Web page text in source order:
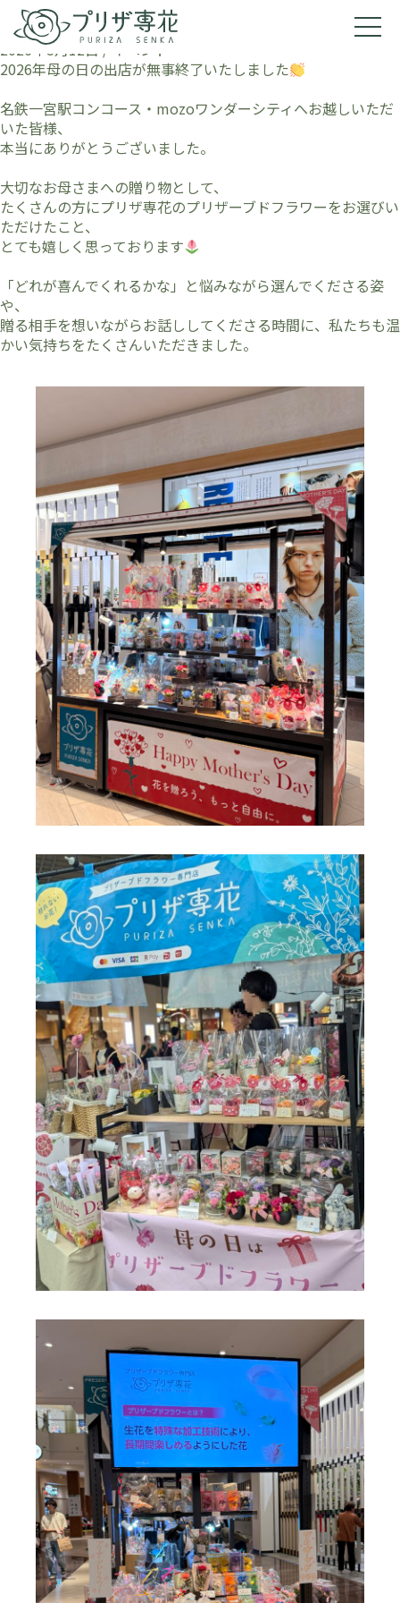
タグ「一宮駅」を含む記事
母の日催事のお礼
2026年5月12日 /イベント
2026年母の日の出店が無事終了いたしました
名鉄一宮駅コンコース・mozoワンダーシティへお越しいただ
いた皆様、
本当にありがとうございました。
大切なお母さまへの贈り物として、
たくさんの方にプリザ専花のプリザーブドフラワーをお選びい
ただけたこと、
とても嬉しく思っております
「どれが喜んでくれるかな」と悩みながら選んでくださる姿
や、
贈る相手を想いながらお話ししてくださる時間に、私たちも温
かい気持ちをたくさんいただきました。